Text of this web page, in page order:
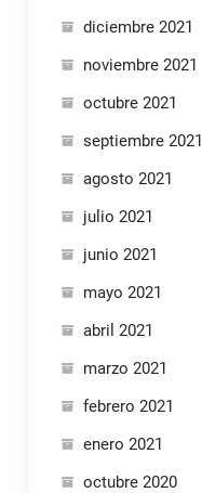
diciembre 2021
noviembre 2021
octubre 2021
septiembre 2021
agosto 2021
julio 2021
junio 2021
mayo 2021
abril 2021
marzo 2021
febrero 2021
enero 2021
octubre 2020